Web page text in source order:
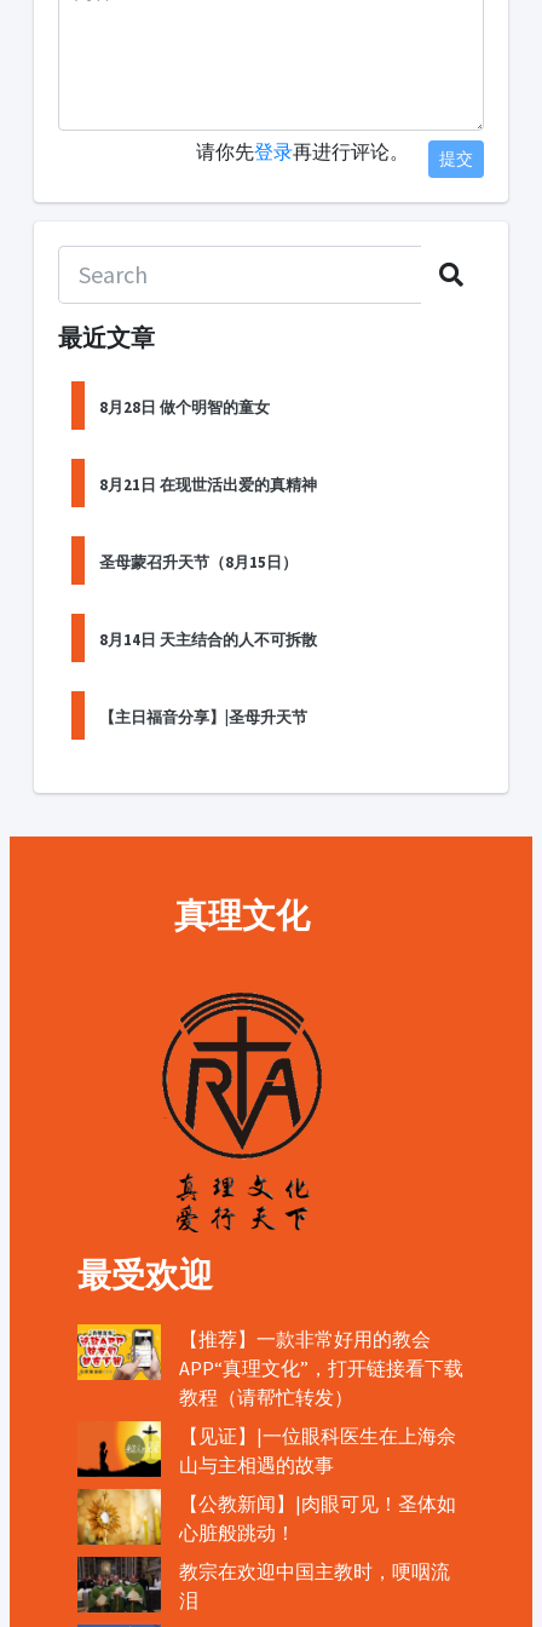
请你先登录再进行评论。 提交
最近文章
8月28日 做个明智的童女
8月21日 在现世活出爱的真精神
圣母蒙召升天节（8月15日）
8月14日 天主结合的人不可拆散
【主日福音分享】|圣母升天节
真理文化
最受欢迎
【推荐】一款非常好用的教会
APP“真理文化”，打开链接看下载
教程（请帮忙转发）
【见证】|一位眼科医生在上海佘
山与主相遇的故事
【公教新闻】|肉眼可见！圣体如
心脏般跳动！
教宗在欢迎中国主教时，哽咽流
泪